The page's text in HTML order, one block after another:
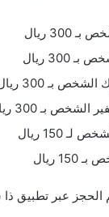
ريال
300 ريال
بـ 300 ريال
بـ 300 ريال
150 ريال
ريال
الحجز عبر تطبيق